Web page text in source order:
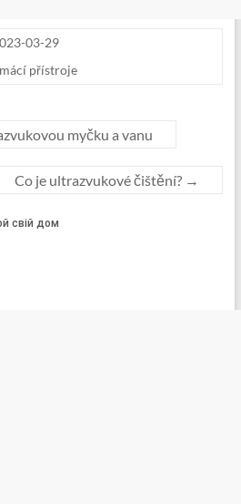
03-29
přístroje
myčku a vanu
Co je ultrazvukové čištění? →